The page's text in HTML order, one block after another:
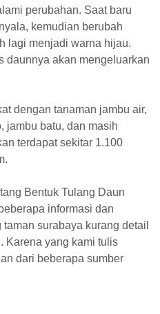
perubahan. Saat baru
kemudian berubah
lagi menjadi warna hijau.
daunnya akan mengeluarkan
dengan tanaman jambu air,
jambu batu, dan masih
terdapat sekitar 1.100
Bentuk Tulang Daun
informasi dan
surabaya kurang detail
Karena yang kami tulis
dari beberapa sumber